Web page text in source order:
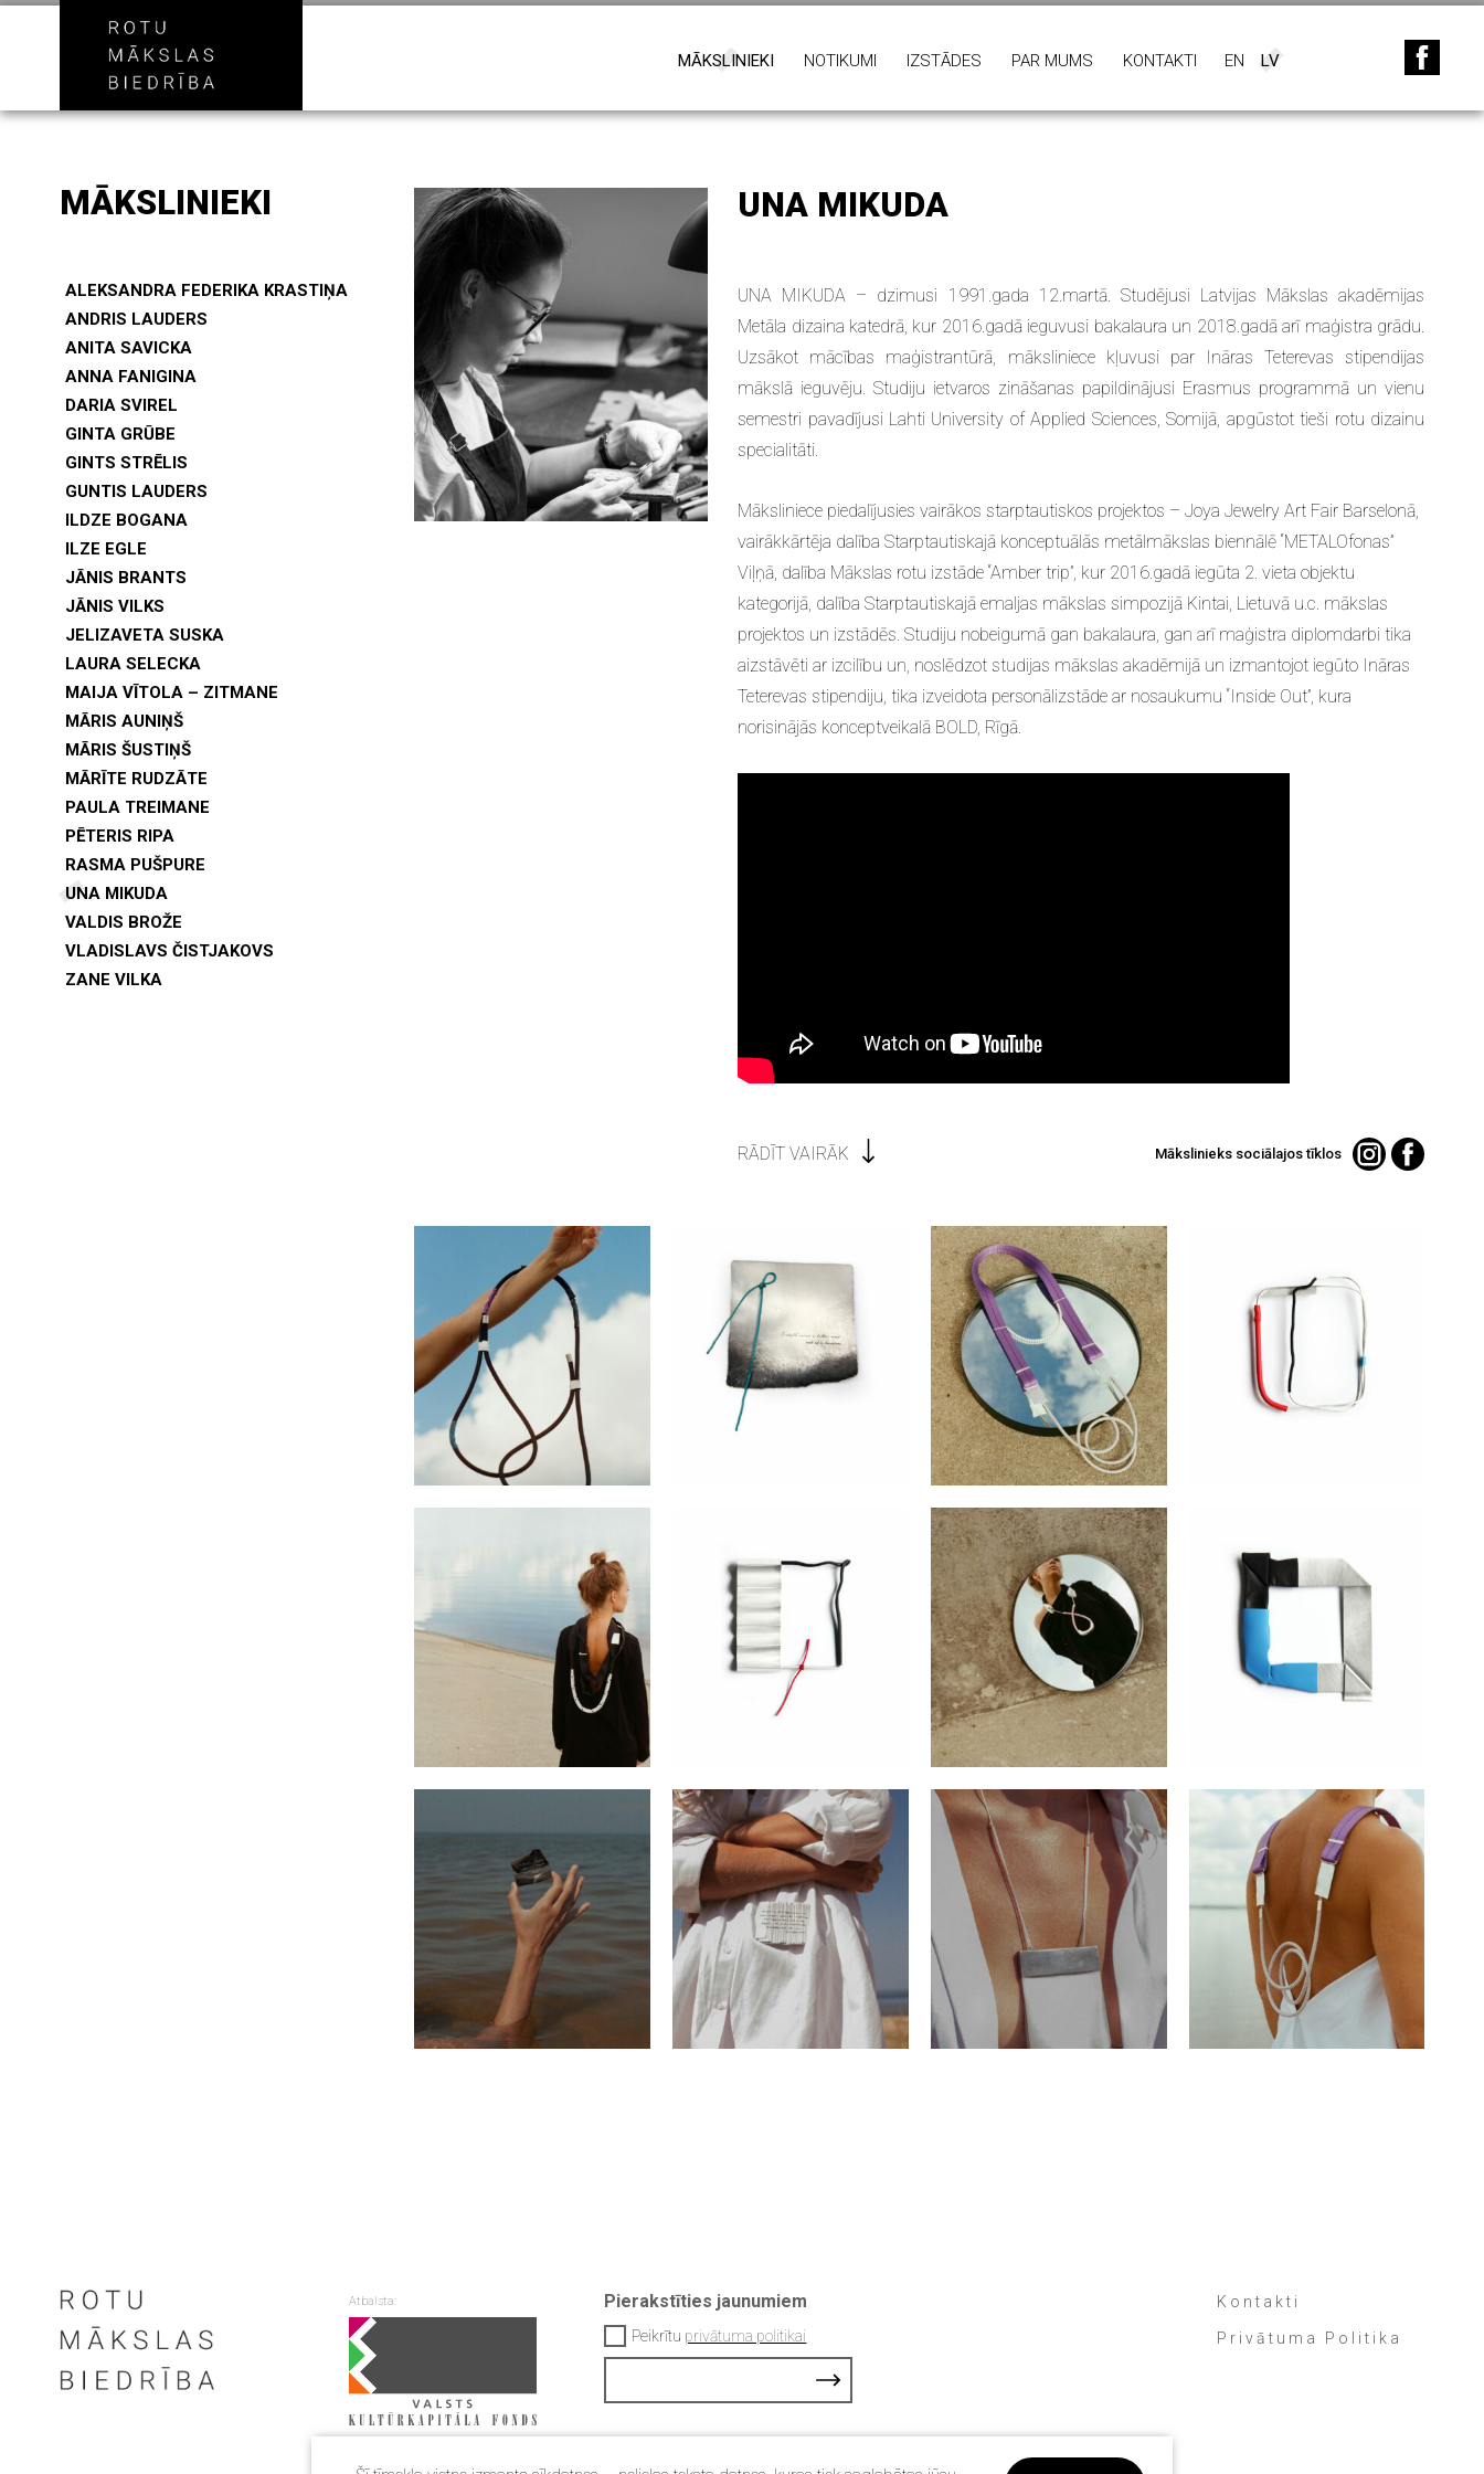
MĀKSLINIEKI NOTIKUMI IZSTĀDES PAR MUMS KONTAKTI EN LV
MĀKSLINIEKI
ALEKSANDRA FEDERIKA KRASTIŅA
ANDRIS LAUDERS
ANITA SAVICKA
ANNA FANIGINA
DARIA SVIREL
GINTA GRŪBE
GINTS STRĒLIS
GUNTIS LAUDERS
ILDZE BOGANA
ILZE EGLE
JĀNIS BRANTS
JĀNIS VILKS
JELIZAVETA SUSKA
LAURA SELECKA
MAIJA VĪTOLA – ZITMANE
MĀRIS AUNIŅŠ
MĀRIS ŠUSTIŅŠ
MĀRĪTE RUDZĀTE
PAULA TREIMANE
PĒTERIS RIPA
RASMA PUŠPURE
UNA MIKUDA
VALDIS BROŽE
VLADISLAVS ČISTJAKOVS
ZANE VILKA
UNA MIKUDA
UNA MIKUDA – dzimusi 1991.gada 12.martā. Studējusi Latvijas Mākslas akadēmijas
Metāla dizaina katedrā, kur 2016.gadā ieguvusi bakalaura un 2018.gadā arī maģistra grādu.
Uzsākot mācības maģistrantūrā, māksliniece kļuvusi par Ināras Teterevas stipendijas
mākslā ieguvēju. Studiju ietvaros zināšanas papildinājusi Erasmus programmā un vienu
semestri pavadījusi Lahti University of Applied Sciences, Somijā, apgūstot tieši rotu dizainu
specialitāti.
Māksliniece piedalījusies vairākos starptautiskos projektos – Joya Jewelry Art Fair Barselonā,
vairākkārtēja dalība Starptautiskajā konceptuālās metālmākslas biennālē “METALOfonas”
Viļņā, dalība Mākslas rotu izstāde “Amber trip”, kur 2016.gadā iegūta 2. vieta objektu
kategorijā, dalība Starptautiskajā emaljas mākslas simpozijā Kintai, Lietuvā u.c. mākslas
projektos un izstādēs. Studiju nobeigumā gan bakalaura, gan arī maģistra diplomdarbi tika
aizstāvēti ar izcilību un, noslēdzot studijas mākslas akadēmijā un izmantojot iegūto Ināras
Teterevas stipendiju, tika izveidota personālizstāde ar nosaukumu “Inside Out”, kura
norisinājās konceptveikalā BOLD, Rīgā.
RĀDĪT VAIRĀK Mākslinieks sociālajos tīklos
Atbalsta: Pierakstīties jaunumiem
Peikrītu privātuma politikai
Kontakti
Privātuma Politika